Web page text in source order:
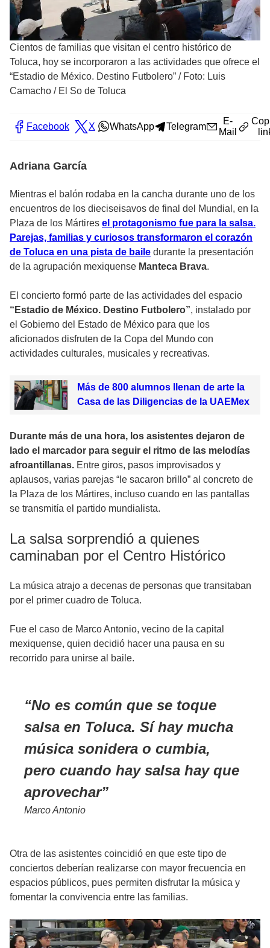
Cientos de familias que visitan el centro histórico de
Toluca, hoy se incorporaron a las actividades que ofrece el
“Estadio de México. Destino Futbolero” / Foto: Luis
Camacho / El So de Toluca
Facebook X WhatsApp Telegram
E-
Mail
Adriana García
Mientras el balón rodaba en la cancha durante uno de los
encuentros de los dieciseisavos de final del Mundial, en la
Plaza de los Mártires el protagonismo fue para la salsa.
Parejas, familias y curiosos transformaron el corazón
de Toluca en una pista de baile durante la presentación
de la agrupación mexiquense Manteca Brava.
El concierto formó parte de las actividades del espacio
“Estadio de México. Destino Futbolero”, instalado por
el Gobierno del Estado de México para que los
aficionados disfruten de la Copa del Mundo con
actividades culturales, musicales y recreativas.
Más de 800 alumnos llenan de arte la
Casa de las Diligencias de la UAEMex
Durante más de una hora, los asistentes dejaron de
lado el marcador para seguir el ritmo de las melodías
afroantillanas. Entre giros, pasos improvisados y
aplausos, varias parejas “le sacaron brillo” al concreto de
la Plaza de los Mártires, incluso cuando en las pantallas
se transmitía el partido mundialista.
La salsa sorprendió a quienes
caminaban por el Centro Histórico
La música atrajo a decenas de personas que transitaban
por el primer cuadro de Toluca.
Fue el caso de Marco Antonio, vecino de la capital
mexiquense, quien decidió hacer una pausa en su
recorrido para unirse al baile.
No es común que se toque
salsa en Toluca. Sí hay mucha
música sonidera o cumbia,
pero cuando hay salsa hay que
aprovechar
Marco Antonio
Otra de las asistentes coincidió en que este tipo de
conciertos deberían realizarse con mayor frecuencia en
espacios públicos, pues permiten disfrutar la música y
fomentar la convivencia entre las familias.